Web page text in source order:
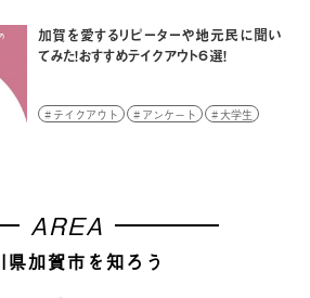
加賀を愛するリピーターや地元民に聞い
てみた！おすすめテイクアウト６選！
テイクアウト アンケート 大学生
AREA
県加賀市を知ろう